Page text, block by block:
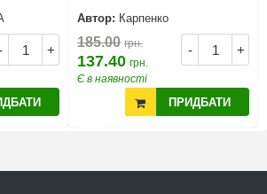
+
Автор: Карпенко
- +
185.00 грн.
137.40 грн.
Є в наявності
ПРИДБАТИ